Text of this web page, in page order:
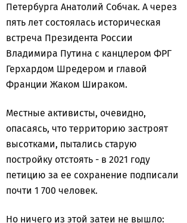
Петербурга Анатолий Собчак. А через
пять лет состоялась историческая
встреча Президента России
Владимира Путина с канцлером ФРГ
Герхардом Шредером и главой
Франции Жаком Шираком.
Местные активисты, очевидно,
опасаясь, что территорию застроят
высотками, пытались старую
постройку отстоять - в 2021 году
петицию за ее сохранение подписали
почти 1 700 человек.
Но ничего из этой затеи не вышло: